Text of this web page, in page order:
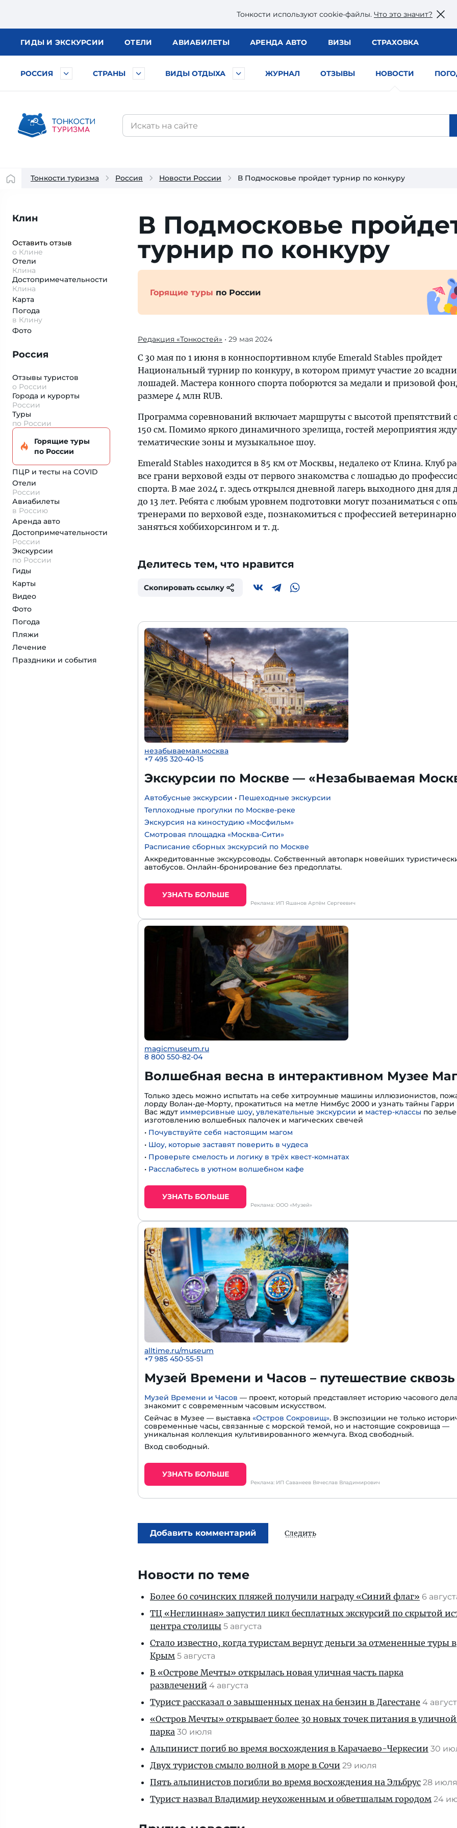
Тонкости используют сookie-файлы. Что это значит?
ГИДЫ И ЭКСКУРСИИ ОТЕЛИ АВИАБИЛЕТЫ АРЕНДА АВТО ВИЗЫ СТРАХОВКА
РОССИЯ СТРАНЫ ВИДЫ ОТДЫХА ЖУРНАЛ ОТЗЫВЫ НОВОСТИ
Тонкости туризма Россия Новости России В Подмосковье пройдет турнир по конкуру
Клин
Оставить отзыв
о Клине
Отели
Клина
Достопримеча­тельности
Клина
Карта
Погода
в Клину
Фото
Россия
Отзывы туристов
о России
Города и курорты
России
Туры
по России
Горящие туры
по России
ПЦР и тесты на COVID
Отели
России
Авиабилеты
в Россию
Аренда авто
Достопримеча­тельности
России
Экскурсии
по России
Гиды
Карты
Видео
Фото
Погода
Пляжи
Лечение
Праздники и события
В Подмосковье
турнир по конкуру
Горящие туры по России
Редакция «Тонкостей» • 29 мая 2024
С 30 мая по 1 июня в конноспортивном клубе Emerald Stables пройдет
Национальный турнир по конкуру, в котором примут участие 20
лошадей. Мастера конного спорта поборются за медали и призовой
размере 4 млн RUB.
Программа соревнований включает маршруты с высотой препятствий
150 см. Помимо яркого динамичного зрелища, гостей мероприятия
тематические зоны и музыкальное шоу.
Emerald Stables находится в 85 км от Москвы, недалеко от Клина. Клуб
все грани верховой езды от первого знакомства с лошадью до
спорта. В мае 2024 г. здесь открылся дневной лагерь выходного дня для
до 13 лет. Ребята с любым уровнем подготовки могут позаниматься с
тренерами по верховой езде, познакомиться с профессией
заняться хоббихорсингом и т. д.
Делитесь тем, что нравится
Скопировать ссылку
незабываемая.москва
+7 495 320-40-15
Экскурсии по Москве — «Незабываемая
Автобусные экскурсии • Пешеходные экскурсии
Теплоходные прогулки по Москве-реке
Экскурсия на киностудию «Мосфильм»
Смотровая площадка «Москва-Сити»
Расписание сборных экскурсий по Москве
Аккредитованные экскурсоводы. Собственный автопарк новейших
автобусов. Онлайн-бронирование без предоплаты.
УЗНАТЬ БОЛЬШЕ
Реклама: ИП Яшанов Артём Сергеевич
magicmuseum.ru
8 800 550-82-04
Волшебная весна в интерактивном Музее
Только здесь можно испытать на себе хитроумные машины иллюзионистов,
лорду Волан-де-Морту, прокатиться на метле Нимбус 2000 и узнать тайны Гарри
Вас ждут иммерсивные шоу, увлекательные экскурсии и мастер-классы по
изготовлению волшебных палочек и магических свечей
• Почувствуйте себя настоящим магом
• Шоу, которые заставят поверить в чудеса
• Проверьте смелость и логику в трёх квест-комнатах
• Расслабьтесь в уютном волшебном кафе
УЗНАТЬ БОЛЬШЕ
Реклама: ООО «Музей»
alltime.ru/museum
+7 985 450-55-51
Музей Времени и Часов – путешествие сквозь
Музей Времени и Часов — проект, который представляет историю часового
знакомит с современным часовым искусством.
Сейчас в Музее — выставка «Остров Сокровищ». В экспозиции не только
современные часы, связанные с морской темой, но и настоящие сокровища —
уникальная коллекция культивированного жемчуга. Вход свободный.
Вход свободный.
УЗНАТЬ БОЛЬШЕ
Реклама: ИП Саванеев Вячеслав Владимирович
Добавить комментарий Следить
Новости по теме
Более 60 сочинских пляжей получили награду «Синий флаг» 6
ТЦ «Неглинная» запустил цикл бесплатных экскурсий по скрытой
центра столицы 5 августа
Стало известно, когда туристам вернут деньги за отмененные туры в
Крым 5 августа
В «Острове Мечты» открылась новая уличная часть парка
развлечений 4 августа
Турист рассказал о завышенных ценах на бензин в Дагестане 4
«Остров Мечты» открывает более 30 новых точек питания в уличной
парка 30 июля
Альпинист погиб во время восхождения в Карачаево-Черкесии 30
Двух туристов смыло волной в море в Сочи 29 июля
Пять альпинистов погибли во время восхождения на Эльбрус 28 июля
Турист назвал Владимир неухоженным и обветшалым городом 24